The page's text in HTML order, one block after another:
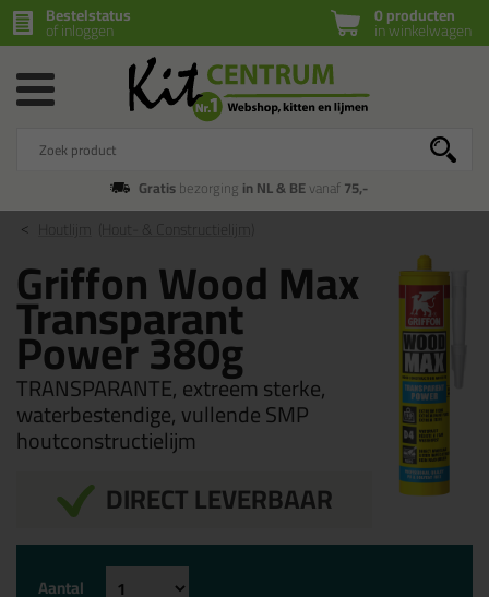
0 producten
in winkelwagen
Bestelstatus
of inloggen
Gratisbezorging in NL & BEvanaf75,-
Griffon Wood Max
Transparant
Power 380g
TRANSPARANTE, extreem sterke,
waterbestendige, vullende SMP
houtconstructielijm
DIRECT LEVERBAAR
Aantal